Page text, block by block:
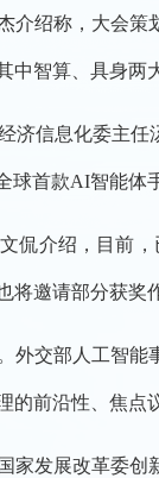
绍称，大会策
中智算、具身两
济信息化委主
球首款AI智能
侃介绍，目前
将邀请部分获奖
外交部人工智
前沿性、焦点
家发展改革委